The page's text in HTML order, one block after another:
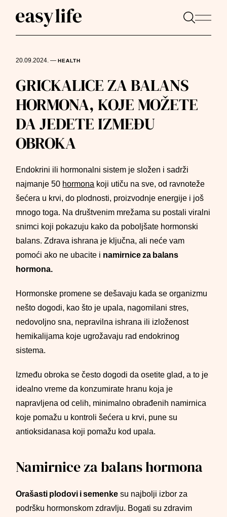
20.09.2024.—HEALTH
GRICKALICE ZA BALANS
HORMONA, KOJE MOŽETE
DA JEDETE IZMEĐU
OBROKA
Endokrini ili hormonalni sistem je složen i sadrži
najmanje 50 hormona koji utiču na sve, od ravnoteže
šećera u krvi, do plodnosti, proizvodnje energije i još
mnogo toga. Na društvenim mrežama su postali viralni
snimci koji pokazuju kako da poboljšate hormonski
balans. Zdrava ishrana je ključna, ali neće vam
pomoći ako ne ubacite i namirnice za balans
hormona.
Hormonske promene se dešavaju kada se organizmu
nešto dogodi, kao što je upala, nagomilani stres,
nedovoljno sna, nepravilna ishrana ili izloženost
hemikalijama koje ugrožavaju rad endokrinog
sistema.
Između obroka se često dogodi da osetite glad, a to je
idealno vreme da konzumirate hranu koja je
napravljena od celih, minimalno obrađenih namirnica
koje pomažu u kontroli šećera u krvi, pune su
antioksidanasa koji pomažu kod upala.
Namirnice za balans hormona
Orašasti plodovi i semenke su najbolji izbor za
podršku hormonskom zdravlju. Bogati su zdravim